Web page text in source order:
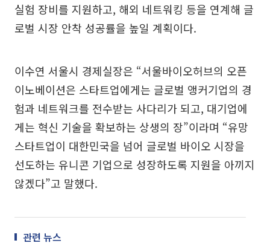
실험 장비를 지원하고, 해외 네트워킹 등을 연계해 글
로벌 시장 안착 성공률을 높일 계획이다.
이수연 서울시 경제실장은 “서울바이오허브의 오픈
이노베이션은 스타트업에게는 글로벌 앵커기업의 경
험과 네트워크를 전수받는 사다리가 되고, 대기업에
게는 혁신 기술을 확보하는 상생의 장”이라며 “유망
스타트업이 대한민국을 넘어 글로벌 바이오 시장을
선도하는 유니콘 기업으로 성장하도록 지원을 아끼지
않겠다”고 말했다.
관련 뉴스